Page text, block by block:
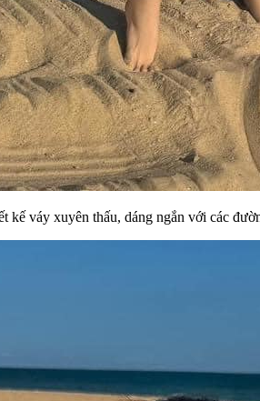
váy xuyên thấu, dáng ngắn với các